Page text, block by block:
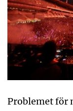
Problemet för